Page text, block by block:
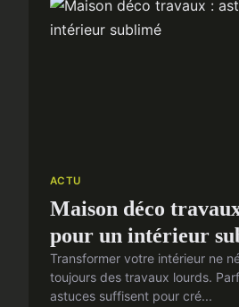
ACTU
Maison déco
pour un intérieur
Transformer votre intérieur ne
toujours des travaux lourds.
astuces suffisent pour cré...